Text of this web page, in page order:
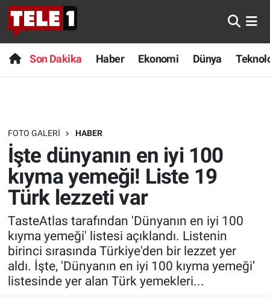
Son Dakika Haber Ekonomi Dünya
FOTO GALERI HABER
İşte dünyanın en iyi 100
kıyma yemeği! Liste 19
Türk lezzeti var
TasteAtlas tarafından 'Dünyanın en iyi 100
kıyma yemeği' listesi açıklandı. Listenin
birinci sırasında Türkiye'den bir lezzet yer
aldı. İşte, 'Dünyanın en iyi 100 kıyma yemeği’
listesinde yer alan Türk yemekleri...
Anında Manşet
Başka Sohbetler
Bilim turu
Bilim ve Teknoloji Evreni
Doğa Konuşuyor
Dünya
Ege Saati
Ege'den Esintiler
Son Dakika
Haber
Dünya
Sağlık
Spor
Yayın Akışı
İletişim
Nöbetçi Eczaneler
Hava Durumu
Trafik Durumu
Süper Lig Puan Durumu ve Fikstür
Tüm Manşetler
Son Dakika Haberleri
Haber Arşivi